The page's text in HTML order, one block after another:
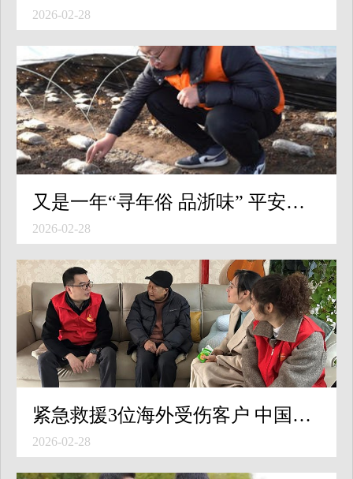
2026-02-28
又是一年“寻年俗 品浙味” 平安产险浙江分公司“云端助农集市”正式开场
2026-02-28
紧急救援3位海外受伤客户 中国平安快速应对贝加尔湖冰面翻车事故
2026-02-28